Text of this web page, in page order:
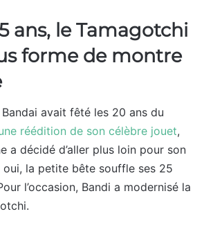
ans, le Tamagotchi
forme de montre
Bandai avait fêté les 20 ans du
réédition de son célèbre jouet,
a décidé d’aller plus loin pour son
la petite bête souffle ses 25
l’occasion, Bandi a modernisé la